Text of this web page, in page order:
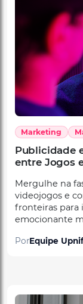
Marketing
Publicidade
entre Jogos
Mergulhe na
fronteiras para
emocionante
PorEquipe